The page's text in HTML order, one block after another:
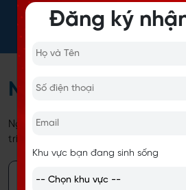
ĐĂNG KÝ HỌC
NĂNG LỰC LÀM
Ngoài việc nâng cao năng lực tiếng
triển 6 nhóm năng lực làm việc thiết
Collaboration
Đăng ký
Khu vực bạn đang sinh sống